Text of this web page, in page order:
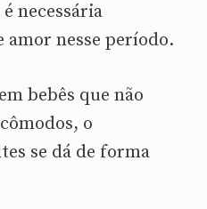
necessária
amor nesse período.
bebês que não
o
se dá de forma